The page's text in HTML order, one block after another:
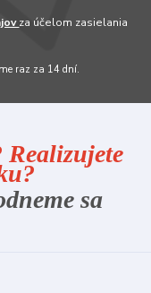
za účelom zasielania
raz za 14 dní.
Realizujete
sa